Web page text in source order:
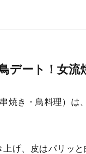
デート！女
焼き・鳥料理）
げ、皮はパリッ